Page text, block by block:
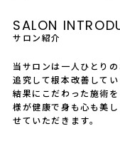
プライバシーポリシー
SALON
サロン紹介
当サロンは一人ひとり
追究して根本改善して
結果にこだわった施術
様が健康で身も心も美
せていただきます。